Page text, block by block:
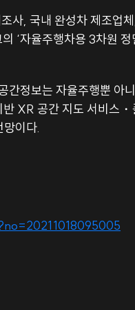
사, 국내 완성차 제조업
간정보는 자율주행뿐
XR 공간 지도 서비스
이다.